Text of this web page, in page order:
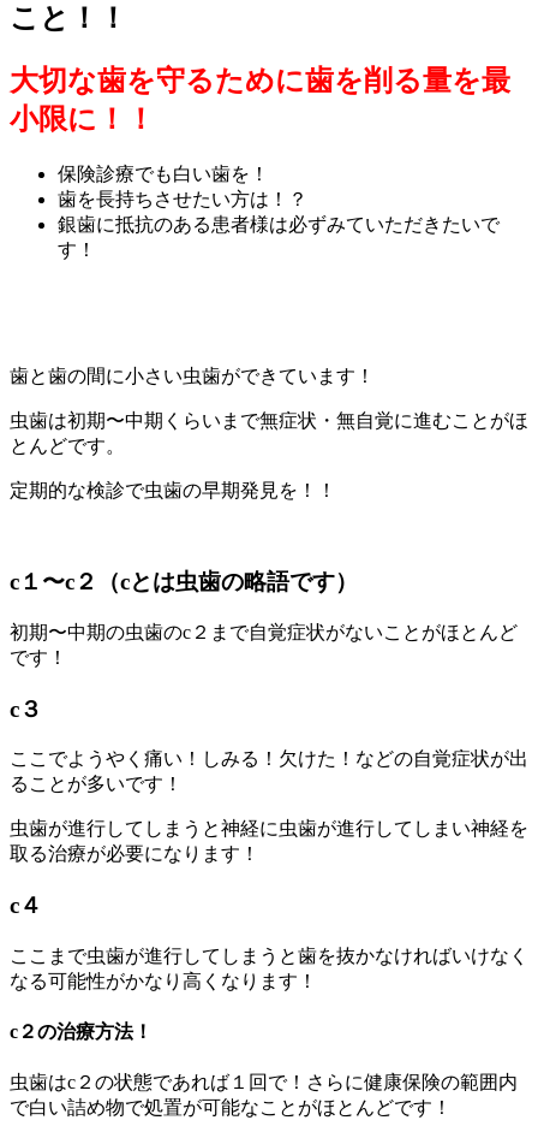
こと！！
大切な歯を守るために歯を削る量を最
小限に！！
保険診療でも白い歯を！
歯を長持ちさせたい方は！？
銀歯に抵抗のある患者様は必ずみていただきたいで
す！
歯と歯の間に小さい虫歯ができています！
虫歯は初期〜中期くらいまで無症状・無自覚に進むことがほ
とんどです。
定期的な検診で虫歯の早期発見を！！
c１〜c２（cとは虫歯の略語です）
初期〜中期の虫歯のc２まで自覚症状がないことがほとんど
です！
c３
ここでようやく痛い！しみる！欠けた！などの自覚症状が出
ることが多いです！
虫歯が進行してしまうと神経に虫歯が進行してしまい神経を
取る治療が必要になります！
c４
ここまで虫歯が進行してしまうと歯を抜かなければいけなく
なる可能性がかなり高くなります！
c２の治療方法！
虫歯はc２の状態であれば１回で！さらに健康保険の範囲内
で白い詰め物で処置が可能なことがほとんどです！